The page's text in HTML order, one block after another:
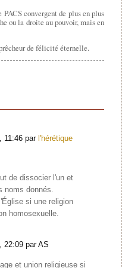
convergent de plus en plus
ou la droite au pouvoir, mais en
de félicité éternelle.
11:46 par l'hérétique
de dissocier l'un et
noms donnés.
si une religion
homosexuelle.
22:09 par AS
et union religieuse si